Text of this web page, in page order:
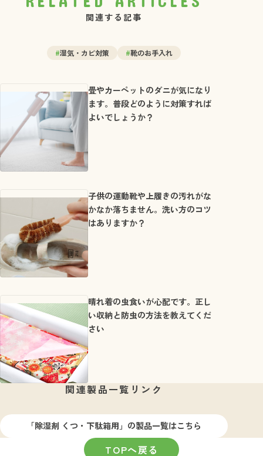
関連する記事
#湿気・カビ対策 #靴のお手入れ
畳やカーペットのダニが気になり
ます。普段どのように対策すれば
よいでしょうか？
子供の運動靴や上履きの汚れがな
かなか落ちません。洗い方のコツ
はありますか？
晴れ着の虫食いが心配です。正し
い収納と防虫の方法を教えてくだ
さい
関連製品一覧リンク
「除湿剤 くつ・下駄箱用」の製品一覧はこちら
TOPへ戻る